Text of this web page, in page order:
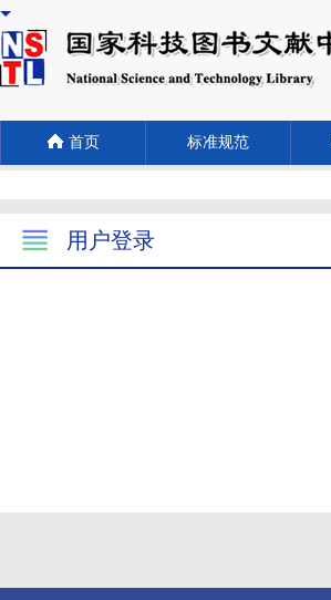
首页 标准规范
用户登录